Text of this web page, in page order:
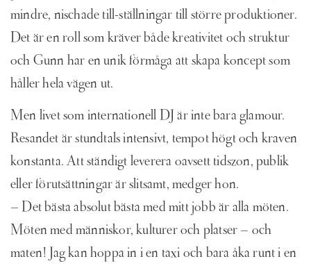
mindre, nischade till-ställningar till större produktioner.
Det är en roll som kräver både kreativitet och struktur
och Gunn har en unik förmåga att skapa koncept som
håller hela vägen ut.
Men livet som internationell DJ är inte bara glamour.
Resandet är stundtals intensivt, tempot högt och kraven
konstanta. Att ständigt leverera oavsett tidszon, publik
eller förutsättningar är slitsamt, medger hon.
– Det bästa absolut bästa med mitt jobb är alla möten.
Möten med människor, kulturer och platser – och
maten! Jag kan hoppa in i en taxi och bara åka runt i en